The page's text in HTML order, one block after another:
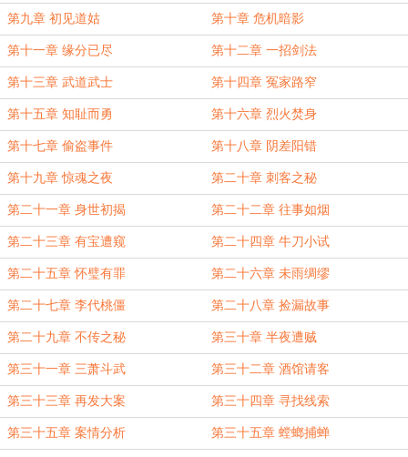
第九章 初见道姑 第十章 危机暗影
第十一章 缘分已尽 第十二章 一招剑法
第十三章 武道武士 第十四章 冤家路窄
第十五章 知耻而勇 第十六章 烈火焚身
第十七章 偷盗事件 第十八章 阴差阳错
第十九章 惊魂之夜 第二十章 刺客之秘
第二十一章 身世初揭 第二十二章 往事如烟
第二十三章 有宝遭窥 第二十四章 牛刀小试
第二十五章 怀璧有罪 第二十六章 未雨绸缪
第二十七章 李代桃僵 第二十八章 捡漏故事
第二十九章 不传之秘 第三十章 半夜遭贼
第三十一章 三萧斗武 第三十二章 酒馆请客
第三十三章 再发大案 第三十四章 寻找线索
第三十五章 案情分析 第三十五章 螳螂捕蝉